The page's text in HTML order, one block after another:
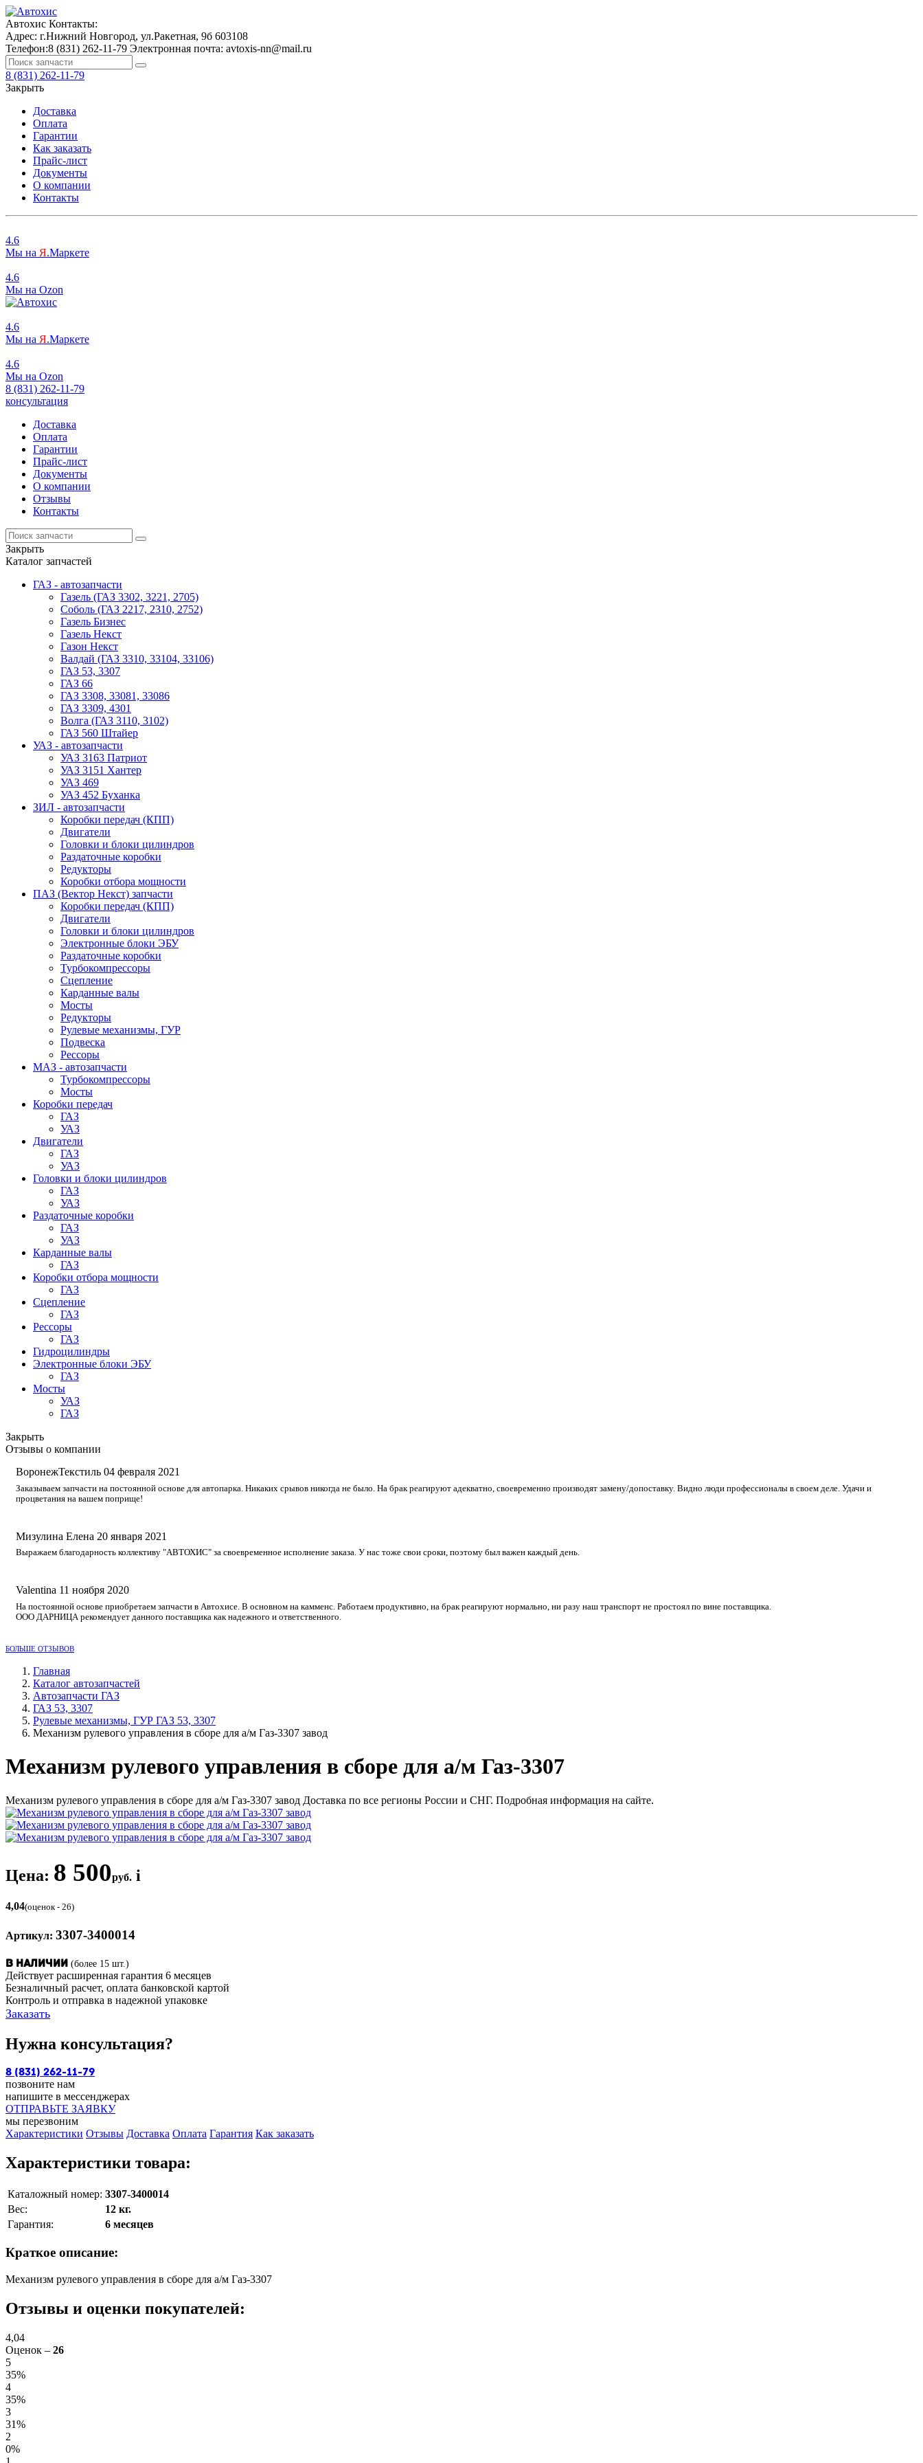
Автохис Контакты:
Адрес: г.Нижний Новгород, ул.Ракетная, 9б 603108
Телефон:8 (831) 262-11-79 Электронная почта: avtoxis-nn@mail.ru
8 (831) 262-11-79
Закрыть
Доставка
Оплата
Гарантии
Как заказать
Прайс-лист
Документы
О компании
Контакты
4.6
Мы на Я.Маркете
4.6
Мы на Ozon
4.6
Мы на Я.Маркете
4.6
Мы на Ozon
8 (831) 262-11-79
консультация
Доставка
Оплата
Гарантии
Прайс-лист
Документы
О компании
Отзывы
Контакты
Закрыть
Каталог запчастей
ГАЗ - автозапчасти
Газель (ГАЗ 3302, 3221, 2705)
Соболь (ГАЗ 2217, 2310, 2752)
Газель Бизнес
Газель Некст
Газон Некст
Валдай (ГАЗ 3310, 33104, 33106)
ГАЗ 53, 3307
ГАЗ 66
ГАЗ 3308, 33081, 33086
ГАЗ 3309, 4301
Волга (ГАЗ 3110, 3102)
ГАЗ 560 Штайер
УАЗ - автозапчасти
УАЗ 3163 Патриот
УАЗ 3151 Хантер
УАЗ 469
УАЗ 452 Буханка
ЗИЛ - автозапчасти
Коробки передач (КПП)
Двигатели
Головки и блоки цилиндров
Раздаточные коробки
Редукторы
Коробки отбора мощности
ПАЗ (Вектор Некст) запчасти
Коробки передач (КПП)
Двигатели
Головки и блоки цилиндров
Электронные блоки ЭБУ
Раздаточные коробки
Турбокомпрессоры
Сцепление
Карданные валы
Мосты
Редукторы
Рулевые механизмы, ГУР
Подвеска
Рессоры
МАЗ - автозапчасти
Турбокомпрессоры
Мосты
Коробки передач
ГАЗ
УАЗ
Двигатели
ГАЗ
УАЗ
Головки и блоки цилиндров
ГАЗ
УАЗ
Раздаточные коробки
ГАЗ
УАЗ
Карданные валы
ГАЗ
Коробки отбора мощности
ГАЗ
Сцепление
ГАЗ
Рессоры
ГАЗ
Гидроцилиндры
Электронные блоки ЭБУ
ГАЗ
Мосты
УАЗ
ГАЗ
Закрыть
Отзывы о компании
ВоронежТекстиль 04 февраля 2021
Заказываем запчасти на постоянной основе для автопарка. Никаких срывов никогда не было. На брак реагируют адекватно, своевременно производят замену/допоставку. Видно люди профессионалы в своем деле. Удачи и
процветания на вашем поприще!
Мизулина Елена 20 января 2021
Выражаем благодарность коллективу "АВТОХИС" за своевременное исполнение заказа. У нас тоже свои сроки, поэтому был важен каждый день.
Valentina 11 ноября 2020
На постоянной основе приобретаем запчасти в Автохисе. В основном на камменс. Работаем продуктивно, на брак реагируют нормально, ни разу наш транспорт не простоял по вине поставщика.
ООО ДАРНИЦА рекомендует данного поставщика как надежного и ответственного.
БОЛЬШЕ ОТЗЫВОВ
Главная
Каталог автозапчастей
Автозапчасти ГАЗ
ГАЗ 53, 3307
Рулевые механизмы, ГУР ГАЗ 53, 3307
Механизм рулевого управления в сборе для а/м Газ-3307 завод
Механизм рулевого управления в сборе для а/м Газ-3307
Механизм рулевого управления в сборе для а/м Газ-3307 завод Доставка по все регионы России и СНГ. Подробная информация на сайте.
Цена: 8 500руб. i
4,04(оценок - 26)
Артикул: 3307-3400014
В наличии (более 15 шт.)
Действует расширенная гарантия 6 месяцев
Безналичный расчет, оплата банковской картой
Контроль и отправка в надежной упаковке
Заказать
Нужна консультация?
8 (831) 262-11-79
позвоните нам
напишите в мессенджерах
ОТПРАВЬТЕ ЗАЯВКУ
мы перезвоним
Характеристики Отзывы Доставка Оплата Гарантия Как заказать
Характеристики товара:
Каталожный номер: 3307-3400014
Вес:
12 кг.
Гарантия:
6 месяцев
Краткое описание:
Механизм рулевого управления в сборе для а/м Газ-3307
Отзывы и оценки покупателей:
4,04
Оценок – 26
5
35%
4
35%
3
31%
2
0%